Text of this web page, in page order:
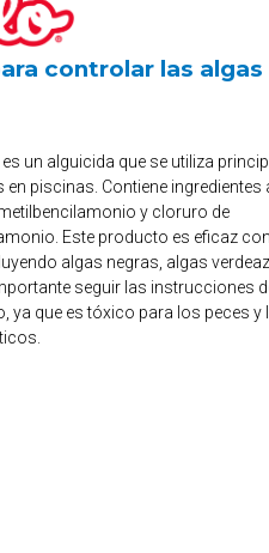
controlar las algas
un alguicida que se utiliza
en piscinas. Contiene
y cloruro de
Este producto es eficaz
algas negras, algas
seguir las instrucciones
ya que es tóxico para los peces y